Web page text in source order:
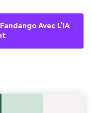
Avec L'IA